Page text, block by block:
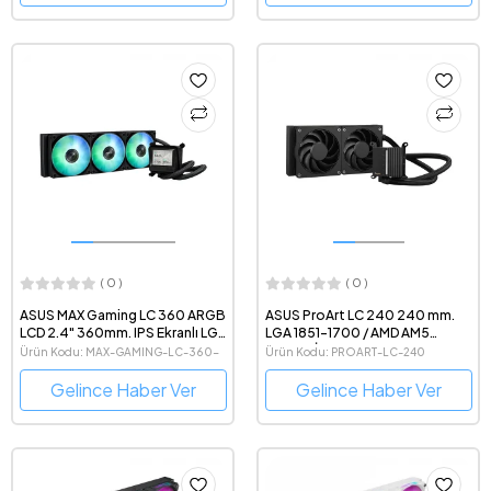
( 0 )
ASUS MAX Gaming LC 360 ARGB
LCD 2.4" 360mm. IPS Ekranlı LGA
1851-1700 / AMD AM5 Uyumlu
İşlemci Sıvı Soğutucu
Ürün Kodu: MAX-GAMING-LC-360-
ARGB-LCD
Gelince Haber Ver
( 0 )
ASUS ProArt LC 240 240 mm.
LGA 1851-1700 / AMD AM5
Uyumlu İşlemci Sıvı Soğutucu
Ürün Kodu: PROART-LC-240
Gelince Haber Ver